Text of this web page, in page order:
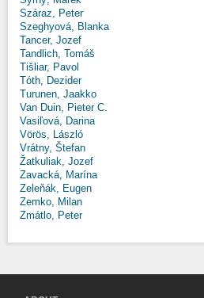
Száraz, Peter
Szeghyová, Blanka
Tancer, Jozef
Tandlich, Tomáš
Tišliar, Pavol
Tóth, Dezider
Turunen, Jaakko
Van Duin, Pieter C.
Vasiľová, Darina
Vörös, László
Vrátny, Štefan
Žatkuliak, Jozef
Zavacká, Marína
Zeleňák, Eugen
Zemko, Milan
Zmátlo, Peter